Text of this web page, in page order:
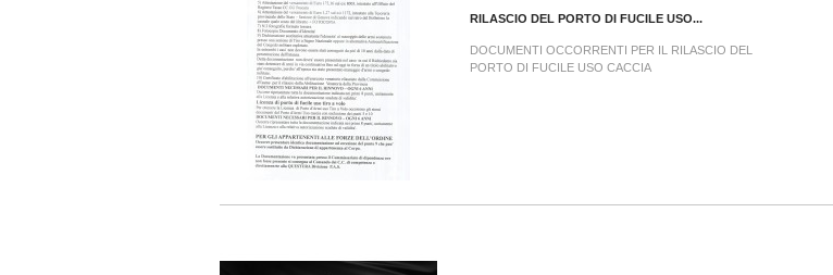
RILASCIO DEL PORTO DI FUCILE USO...
DOCUMENTI OCCORRENTI PER IL RILASCIO DEL
PORTO DI FUCILE USO CACCIA